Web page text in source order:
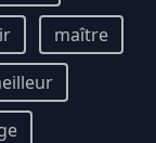
maître